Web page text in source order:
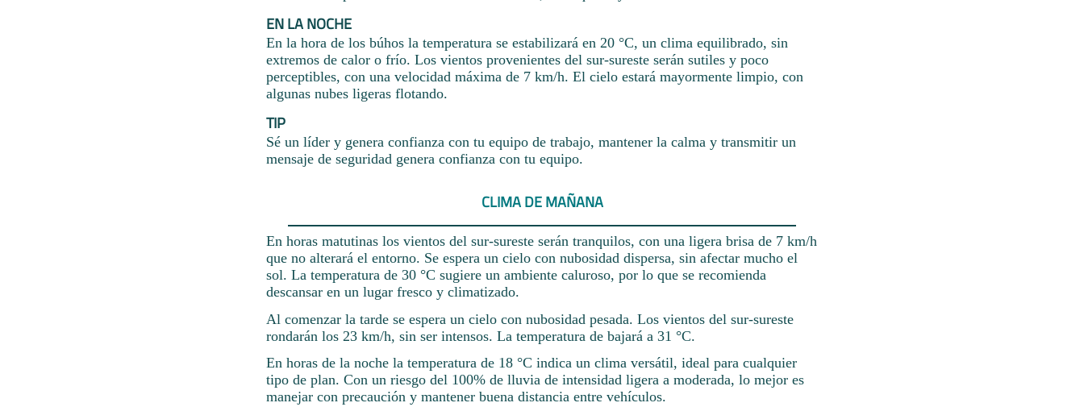
EN LA NOCHE
En la hora de los búhos la temperatura se estabilizará en 20 °C, un clima equilibrado, sin
extremos de calor o frío. Los vientos provenientes del sur-sureste serán sutiles y poco
perceptibles, con una velocidad máxima de 7 km/h. El cielo estará mayormente limpio, con
algunas nubes ligeras flotando.
TIP
Sé un líder y genera confianza con tu equipo de trabajo, mantener la calma y transmitir un
mensaje de seguridad genera confianza con tu equipo.
CLIMA DE MAÑANA
En horas matutinas los vientos del sur-sureste serán tranquilos, con una ligera brisa de 7 km/h
que no alterará el entorno. Se espera un cielo con nubosidad dispersa, sin afectar mucho el
sol. La temperatura de 30 °C sugiere un ambiente caluroso, por lo que se recomienda
descansar en un lugar fresco y climatizado.
Al comenzar la tarde se espera un cielo con nubosidad pesada. Los vientos del sur-sureste
rondarán los 23 km/h, sin ser intensos. La temperatura de bajará a 31 °C.
En horas de la noche la temperatura de 18 °C indica un clima versátil, ideal para cualquier
tipo de plan. Con un riesgo del 100% de lluvia de intensidad ligera a moderada, lo mejor es
manejar con precaución y mantener buena distancia entre vehículos.